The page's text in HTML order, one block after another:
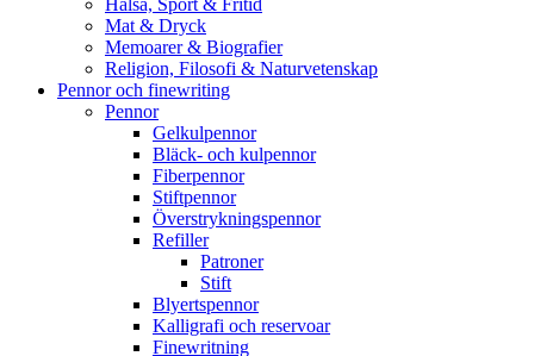
Hälsa, Sport & Fritid
Mat & Dryck
Memoarer & Biografier
Religion, Filosofi & Naturvetenskap
Pennor och finewriting
Pennor
Gelkulpennor
Bläck- och kulpennor
Fiberpennor
Stiftpennor
Överstrykningspennor
Refiller
Patroner
Stift
Blyertspennor
Kalligrafi och reservoar
Finewritning